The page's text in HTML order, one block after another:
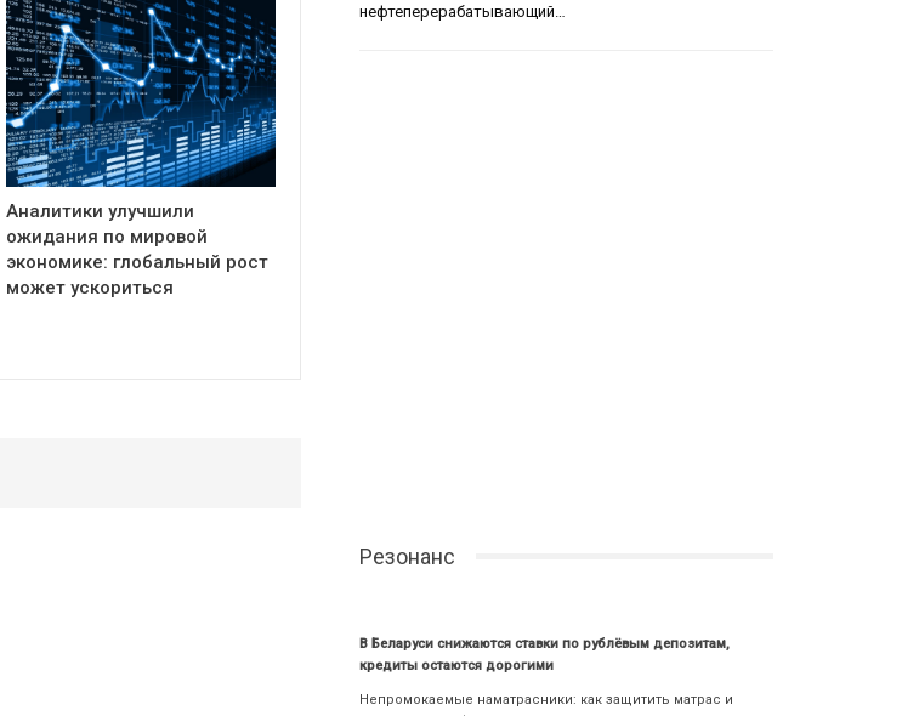
Аналитики улучшили
ожидания по мировой
экономике: глобальный рост
может ускориться
нефтеперерабатывающий…
Резонанс
В Беларуси снижаются ставки по рублёвым депозитам,
кредиты остаются дорогими
Непромокаемые наматрасники: как защитить матрас и